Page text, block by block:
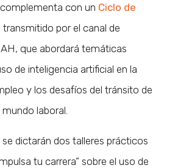
con un Ciclo de
transmitido por el canal de
que abordará temáticas
de inteligencia artificial en la
y los desafíos del tránsito de
laboral.
dictarán dos talleres prácticos
tu carrera” sobre el uso de